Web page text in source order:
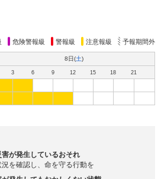
危険警報級 警報級 注意報級 予報期間外
8日(土)
3 6 9 12 15 18 21
害が発生しているおそれ
況を確認し、命を守る行動を